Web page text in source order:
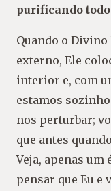
purificando
Quando o
externo, Ele
interior e, com
estamos
nos perturbar;
que antes
Veja, apenas um
pensar que Eu e